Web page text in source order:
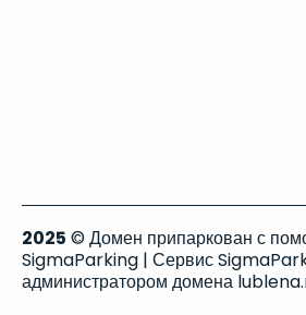
2025 © Домен припаркован с
SigmaParking | Сервис
администратором домена